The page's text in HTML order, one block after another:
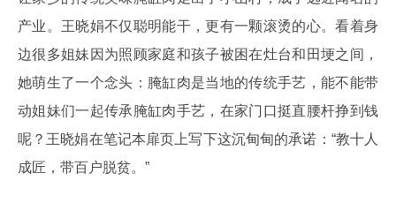
产业。王晓娟不仅聪明能干，更有一颗滚烫的心。看着身
边很多姐妹因为照顾家庭和孩子被困在灶台和田埂之间，
她萌生了一个念头：腌缸肉是当地的传统手艺，能不能带
动姐妹们一起传承腌缸肉手艺，在家门口挺直腰杆挣到钱
呢？王晓娟在笔记本扉页上写下这沉甸甸的承诺：“教十人
成匠，带百户脱贫。”